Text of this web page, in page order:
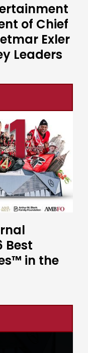
of Chief
Exler
Leaders
Best
in the